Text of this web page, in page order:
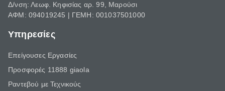
Δ/νση: Λεωφ. Κηφισίας αρ. 99, Μαρούσι
ΑΦΜ: 094019245 | ΓΕΜΗ: 001037501000
Υπηρεσίες
Επείγουσες Εργασίες
Προσφορές 11888 giaola
Ραντεβού με Τεχνικούς